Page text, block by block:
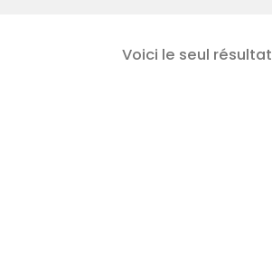
Voici le seul résultat